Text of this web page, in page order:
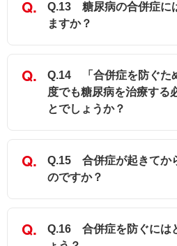
Q.13 糖尿病の合併症に
ますか？
Q.14 「合併症を防ぐた
度でも糖尿病を治療する
とでしょうか？
Q.15 合併症が起きてか
のですか？
Q.16 合併症を防ぐには